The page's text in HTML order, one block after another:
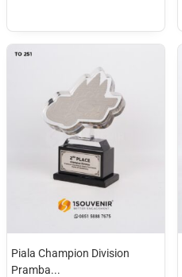
Piala Champion Division
Pramba...